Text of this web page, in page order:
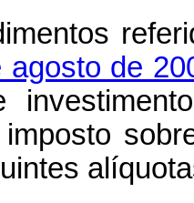
agosto de